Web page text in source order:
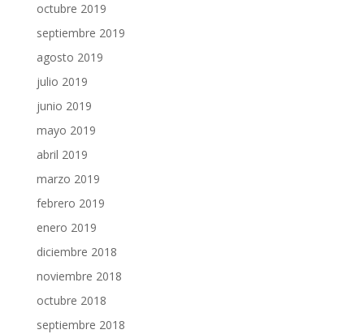
octubre 2019
septiembre 2019
agosto 2019
julio 2019
junio 2019
mayo 2019
abril 2019
marzo 2019
febrero 2019
enero 2019
diciembre 2018
noviembre 2018
octubre 2018
septiembre 2018